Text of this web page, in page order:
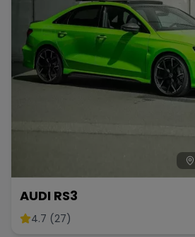
Tesla Chevrolet
Bugatti
AUDI RS3
4.7 (27)